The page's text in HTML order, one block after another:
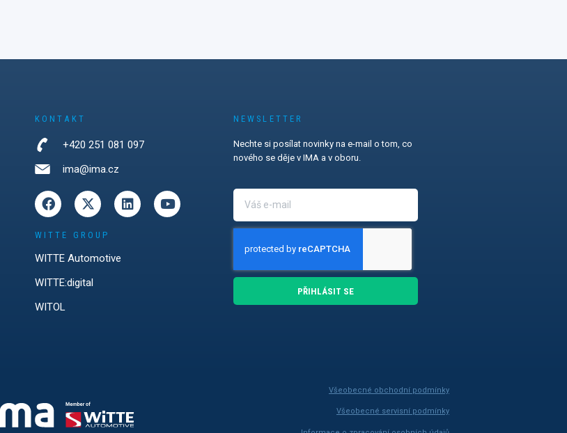
KONTAKT
+420 251 081 097
ima@ima.cz
WITTE GROUP
WITTE Automotive
WITTE:digital
WITOL
NEWSLETTER
Nechte si posílat novinky na e-mail o tom, co
nového se děje v IMA a v oboru.
PŘIHLÁSIT SE
Všeobecné obchodní podmínky
Všeobecné servisní podmínky